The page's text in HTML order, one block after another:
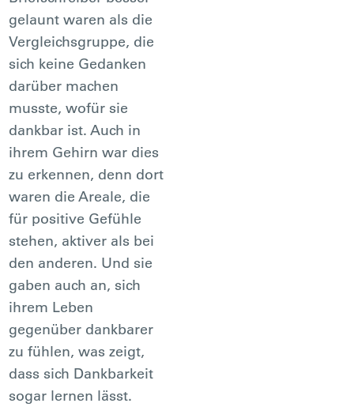
gelaunt waren als die
Vergleichsgruppe, die
sich keine Gedanken
darüber machen
musste, wofür sie
dankbar ist. Auch in
ihrem Gehirn war dies
zu erkennen, denn dort
waren die Areale, die
für positive Gefühle
stehen, aktiver als bei
den anderen. Und sie
gaben auch an, sich
ihrem Leben
gegenüber dankbarer
zu fühlen, was zeigt,
dass sich Dankbarkeit
sogar lernen lässt.